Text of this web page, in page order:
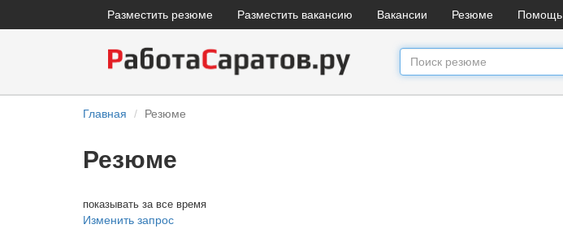
Разместить резюме Разместить вакансию Вакансии Резюме Помощь
Главная Резюме
Резюме
показывать за все время
Изменить запрос